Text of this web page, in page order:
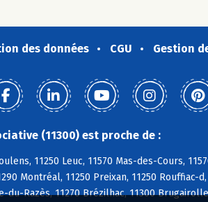
des données CGU Gestion
(11300) est proche de :
11250 Leuc, 11570 Mas-des-Cours,
Montréal, 11250 Preixan, 11250
Razès, 11270 Brézilhac, 11300